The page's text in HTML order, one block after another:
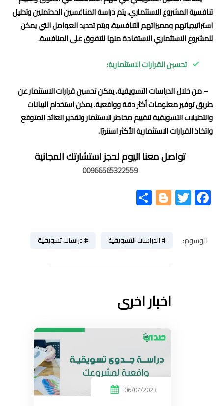
تنافسية المشروع الاستثماري. يتم دراسة المنافسين المحتملين وتحليل
استراتيجياتهم ومميزاتهم التنافسية، ويتم تحديد العوامل التي يمكن
للمشروع الاستثماري الاستفادة منها للتفوق على المنافسة.
تحسين القرارات الاستثمارية:
– من خلال الدراسات التسويقية، يمكن تحسين قرارات الاستثمار عن
طريق توفير معلومات أكثر دقة وواقعية. يمكن استخدام البيانات
والتحليلات التسويقية لتقييم مخاطر الاستثمار وتقدير العائد المتوقع
واتخاذ القرارات الاستثمارية الأكثر استنيرًا.
تواصل معنا اليوم لحجز استشارتك المجانية
00966565322559
Facebook
Twitter
Blogger
الوسوم: الدراسات التسويقية دراسات تسويقية
اخبار اخرى
06/07/2023